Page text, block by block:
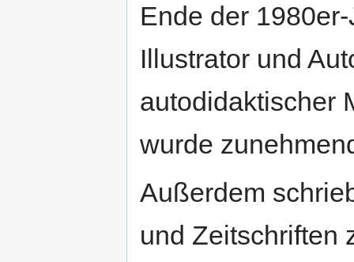
Ende der
Illustrator und
autodidaktischer
wurde
Außerdem
und Zeitschriften